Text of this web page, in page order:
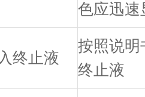
色应迅速
终止液
按照说明
终止液